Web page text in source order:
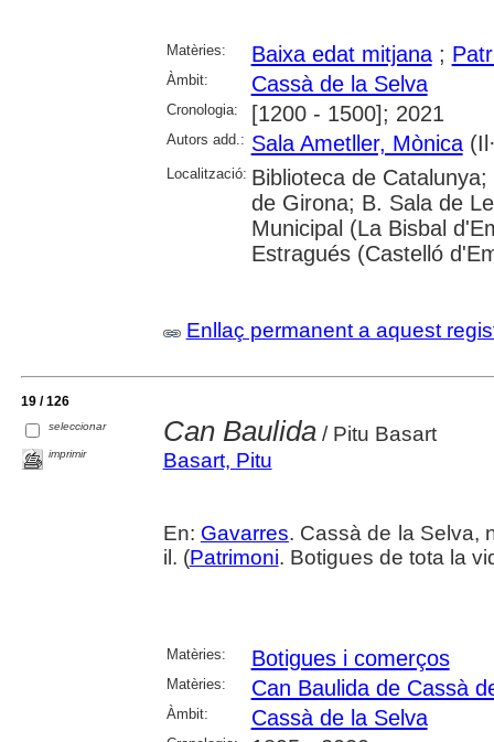
Matèries: Baixa edat mitjana;
Àmbit: Cassà de la Selva
Cronologia: [1200 - 1500]; 2021
Autors add.: Sala Ametller, Mònica
Localització: Biblioteca de
de Girona; B. Sala de
Municipal (La Bisbal
Estragués (Castelló
Enllaç permanent a aquest
19 / 126
seleccionar
imprimir
Can Baulida/ Pitu Basart
Basart, Pitu
En: Gavarres. Cassà de la Selva,
il. (Patrimoni. Botigues de tota la
Matèries: Botigues i comerços
Matèries: Can Baulida de Cassà
Àmbit: Cassà de la Selva